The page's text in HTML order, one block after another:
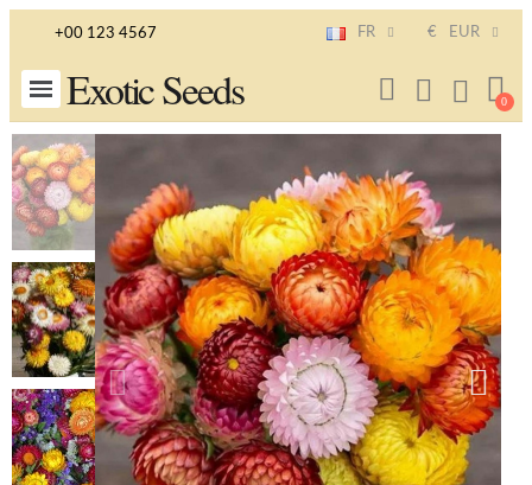
+00 123 4567 FR € EUR
Exotic Seeds